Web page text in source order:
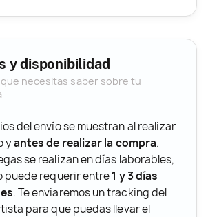
y disponibilidad
necesitas saber sobre tu
del envío se muestran al realizar
yantes de realizar la compra.
se realizan en días laborables,
puede requerir entre1 y 3 días
. Te enviaremos un tracking del
para que puedas llevar el